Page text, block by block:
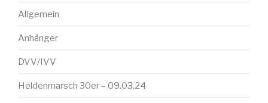
Allgemein
Anhänger
DVV/IVV
Heldenmarsch 30er – 09.03.24